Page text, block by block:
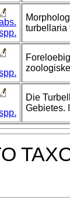
turbellaria
Die
Gebietes.